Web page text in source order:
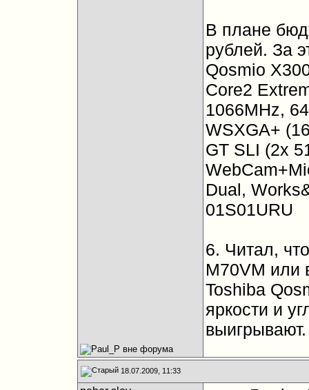
В плане
рублей. За
Qosmio
Core2
1066MHz,
WSXGA+
GT SLI (2x
Dual,
01S01URU
6. Читал,
M70VM или
Toshiba
яркости и
18.07.2009, 11:33